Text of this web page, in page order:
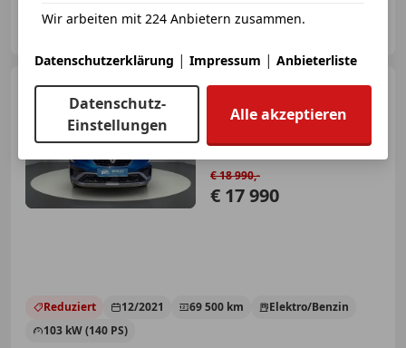
MOTOR-CITY
Renault ArkanaTCe 140
€ 17 990
€ 18 990,-
Reduziert 12/2021 69 500 km
Elektro/Benzin
103 kW (140 PS)
Wir arbeiten mit 224 Anbietern zusammen.
Datenschutzerklärung | Impressum | Anbieterliste
Datenschutz-
Einstellungen
Alle akzeptieren